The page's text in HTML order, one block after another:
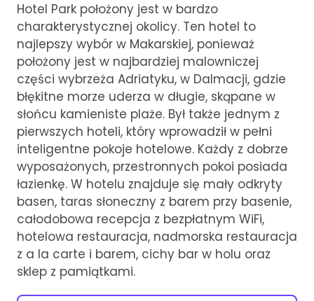
Hotel Park położony jest w bardzo
charakterystycznej okolicy. Ten hotel to
najlepszy wybór w Makarskiej, ponieważ
położony jest w najbardziej malowniczej
części wybrzeża Adriatyku, w Dalmacji, gdzie
błękitne morze uderza w długie, skąpane w
słońcu kamieniste plaże. Był także jednym z
pierwszych hoteli, który wprowadził w pełni
inteligentne pokoje hotelowe. Każdy z dobrze
wyposażonych, przestronnych pokoi posiada
łazienkę. W hotelu znajduje się mały odkryty
basen, taras słoneczny z barem przy basenie,
całodobowa recepcja z bezpłatnym WiFi,
hotelowa restauracja, nadmorska restauracja
z a la carte i barem, cichy bar w holu oraz
sklep z pamiątkami.